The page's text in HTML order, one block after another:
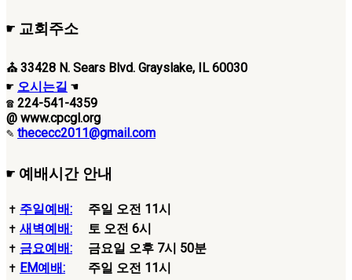
☛ 교회주소
⛪ 33428 N. Sears Blvd. Grayslake, IL 60030
☛ 오시는길 ☚
☎ 224-541-4359
@ www.cpcgl.org
✎ thececc2011@gmail.com
☛ 예배시간 안내
✝ 주일예배:
주일 오전 11시
✝ 새벽예배:
토 오전 6시
✝ 금요예배:
금요일 오후 7시 50분
✝ EM예배: 주일 오전 11시